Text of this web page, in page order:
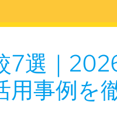
7選｜
用事例を